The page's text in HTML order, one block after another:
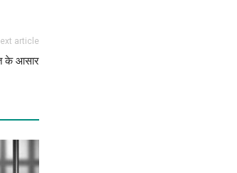
article
के आसार